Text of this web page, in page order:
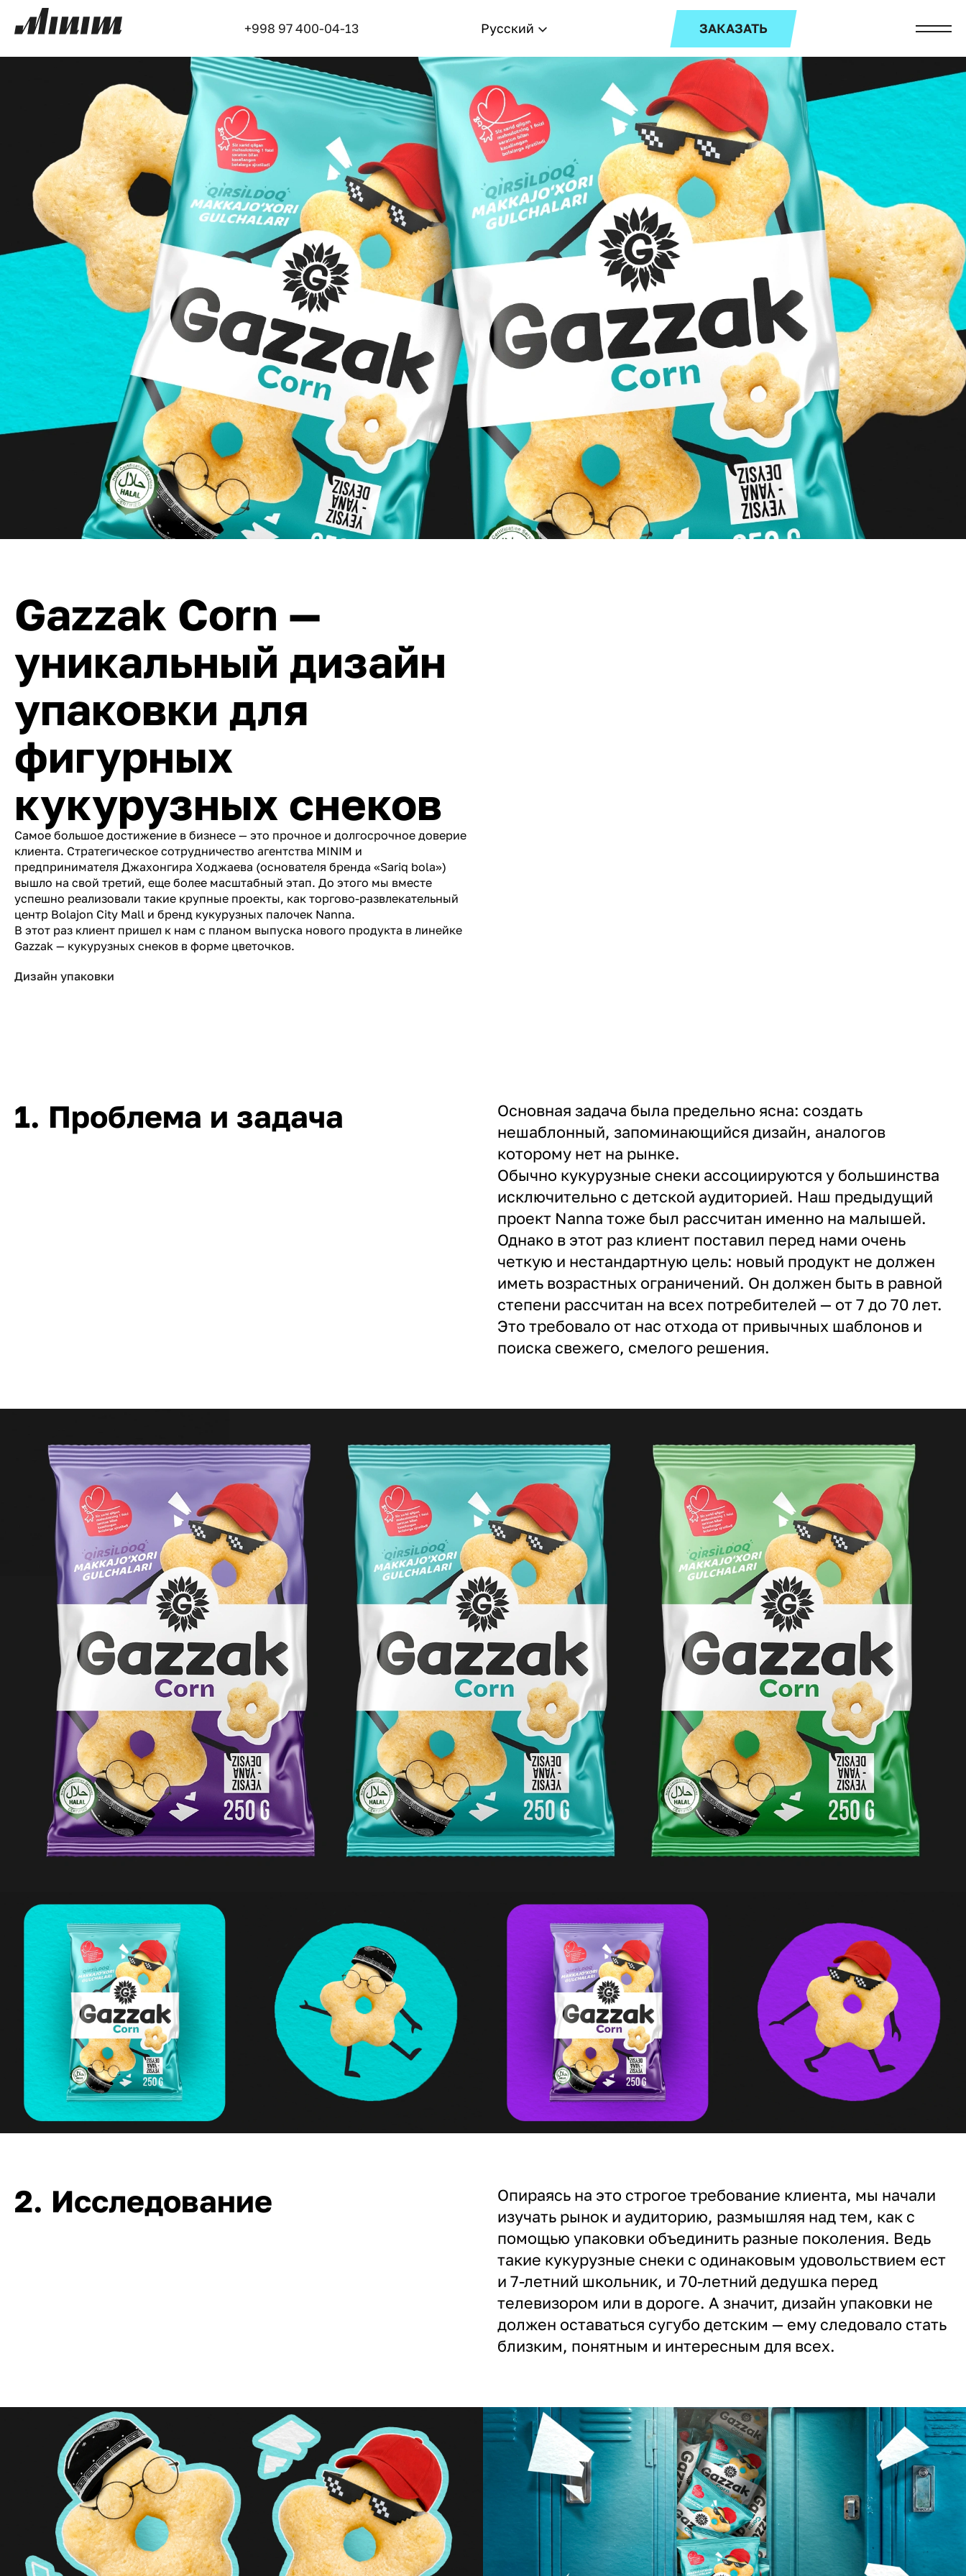
+998 97 400-04-13 Русский ЗАКАЗАТЬ
Gazzak Corn —
уникальный дизайн
упаковки для
фигурных
кукурузных снеков
Самое большое достижение в бизнесе — это прочное и долгосрочное доверие
клиента. Стратегическое сотрудничество агентства MINIM и
предпринимателя Джахонгира Ходжаева (основателя бренда «Sariq bola»)
вышло на свой третий, еще более масштабный этап. До этого мы вместе
успешно реализовали такие крупные проекты, как торгово-развлекательный
центр Bolajon City Mall и бренд кукурузных палочек Nanna.
В этот раз клиент пришел к нам с планом выпуска нового продукта в линейке
Gazzak — кукурузных снеков в форме цветочков.
Дизайн упаковки
1. Проблема и задача
Основная задача была предельно ясна: создать
нешаблонный, запоминающийся дизайн, аналогов
которому нет на рынке.
Обычно кукурузные снеки ассоциируются у большинства
исключительно с детской аудиторией. Наш предыдущий
проект Nanna тоже был рассчитан именно на малышей.
Однако в этот раз клиент поставил перед нами очень
четкую и нестандартную цель: новый продукт не должен
иметь возрастных ограничений. Он должен быть в равной
степени рассчитан на всех потребителей — от 7 до 70 лет.
Это требовало от нас отхода от привычных шаблонов и
поиска свежего, смелого решения.
2. Исследование
Опираясь на это строгое требование клиента, мы начали
изучать рынок и аудиторию, размышляя над тем, как с
помощью упаковки объединить разные поколения. Ведь
такие кукурузные снеки с одинаковым удовольствием ест
и 7-летний школьник, и 70-летний дедушка перед
телевизором или в дороге. А значит, дизайн упаковки не
должен оставаться сугубо детским — ему следовало стать
близким, понятным и интересным для всех.